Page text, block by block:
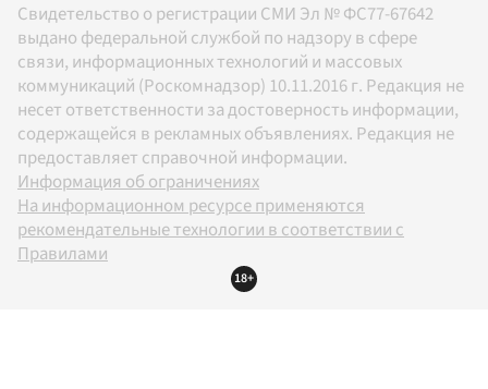
Свидетельство о регистрации СМИ Эл № ФС77-67642
выдано федеральной службой по надзору в сфере
связи, информационных технологий и массовых
коммуникаций (Роскомнадзор) 10.11.2016 г. Редакция не
несет ответственности за достоверность информации,
содержащейся в рекламных объявлениях. Редакция не
предоставляет справочной информации.
Информация об ограничениях
На информационном ресурсе применяются
рекомендательные технологии в соответствии с
Правилами
18+